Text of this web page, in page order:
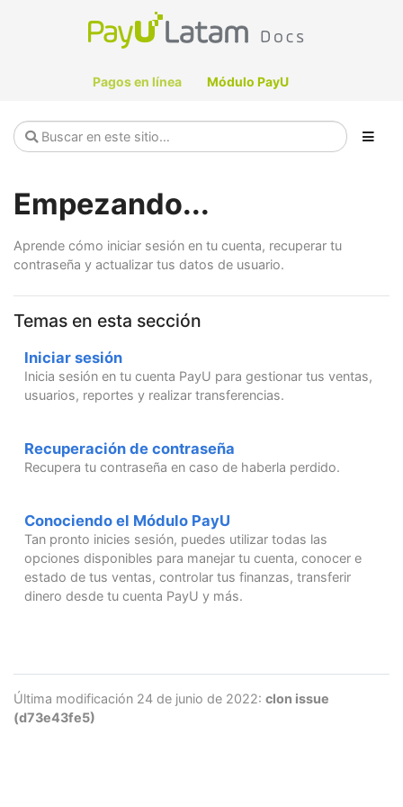
Pagos en línea Módulo PayU
Empezando...
Aprende cómo iniciar sesión en tu cuenta, recuperar tu
contraseña y actualizar tus datos de usuario.
Temas en esta sección
Iniciar sesión
Inicia sesión en tu cuenta PayU para gestionar tus ventas,
usuarios, reportes y realizar transferencias.
Recuperación de contraseña
Recupera tu contraseña en caso de haberla perdido.
Conociendo el Módulo PayU
Tan pronto inicies sesión, puedes utilizar todas las
opciones disponibles para manejar tu cuenta, conocer e
estado de tus ventas, controlar tus finanzas, transferir
dinero desde tu cuenta PayU y más.
Última modificación 24 de junio de 2022: clon issue
(d73e43fe5)